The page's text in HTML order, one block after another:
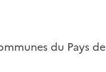
du Pays de